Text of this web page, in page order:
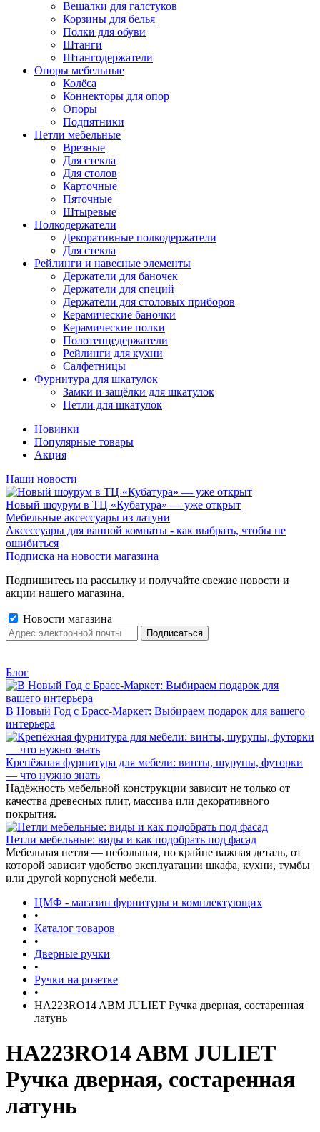
Вешалки для галстуков
Корзины для белья
Полки для обуви
Штанги
Штангодержатели
Опоры мебельные
Колёса
Коннекторы для опор
Опоры
Подпятники
Петли мебельные
Врезные
Для стекла
Для столов
Карточные
Пяточные
Штыревые
Полкодержатели
Декоративные полкодержатели
Для стекла
Рейлинги и навесные элементы
Держатели для баночек
Держатели для специй
Держатели для столовых приборов
Керамические баночки
Керамические полки
Полотенцедержатели
Рейлинги для кухни
Салфетницы
Фурнитура для шкатулок
Замки и защёлки для шкатулок
Петли для шкатулок
Новинки
Популярные товары
Акция
Наши новости
Новый шоурум в ТЦ «Кубатура» — уже открыт
Мебельные аксессуары из латуни
Аксессуары для ванной комнаты - как выбрать, чтобы не
ошибиться
Подписка на новости магазина
Подпишитесь на рассылку и получайте свежие новости и
акции нашего магазина.
Новости магазина
Блог
В Новый Год с Брасс-Маркет: Выбираем подарок для вашего
интерьера
Крепёжная фурнитура для мебели: винты, шурупы, футорки
— что нужно знать
Надёжность мебельной конструкции зависит не только от
качества древесных плит, массива или декоративного
покрытия.
Петли мебельные: виды и как подобрать под фасад
Мебельная петля — небольшая, но крайне важная деталь, от
которой зависит удобство эксплуатации шкафа, кухни, тумбы
или другой корпусной мебели.
ЦМФ - магазин фурнитуры и комплектующих
•
Каталог товаров
•
Дверные ручки
•
Ручки на розетке
•
HA223RO14 ABM JULIET Ручка дверная, состаренная
латунь
HA223RO14 ABM JULIET
Ручка дверная, состаренная
латунь